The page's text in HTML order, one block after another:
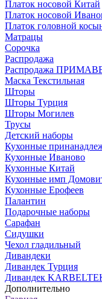
Платок носовой Китай
Платок носовой
Платок головной
Матрацы
Сорочка
Распродажа
Распродажа
Маска Текстильная
Шторы
Шторы Турция
Шторы Могилев
Трусы
Детский наборы
Кухонные
Кухонные Иваново
Кухонные Китай
Кухонные имп
Кухонные Ерофеев
Палантин
Подарочные наборы
Сарафан
Сидушки
Чехол гладильный
Дивандеки
Дивандек Турция
Дивандек
Дополнительно